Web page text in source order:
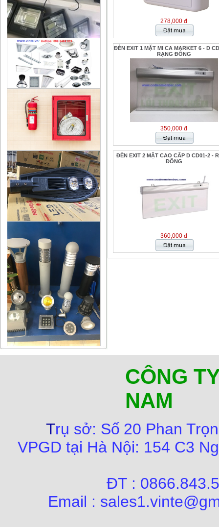
278,000 đ
ĐÈN EXIT 1 MẶT MI CA MARKET 6 - D
RẠNG ĐÔNG
350,000 đ
ĐÈN EXIT 2 MẶT CAO CẤP D CD01-2 -
ĐÔNG
360,000 đ
CÔNG
NAM
Trụ sở: Số 20 Phan
VPGD tại Hà Nội: 154 C3
ĐT :
Email :